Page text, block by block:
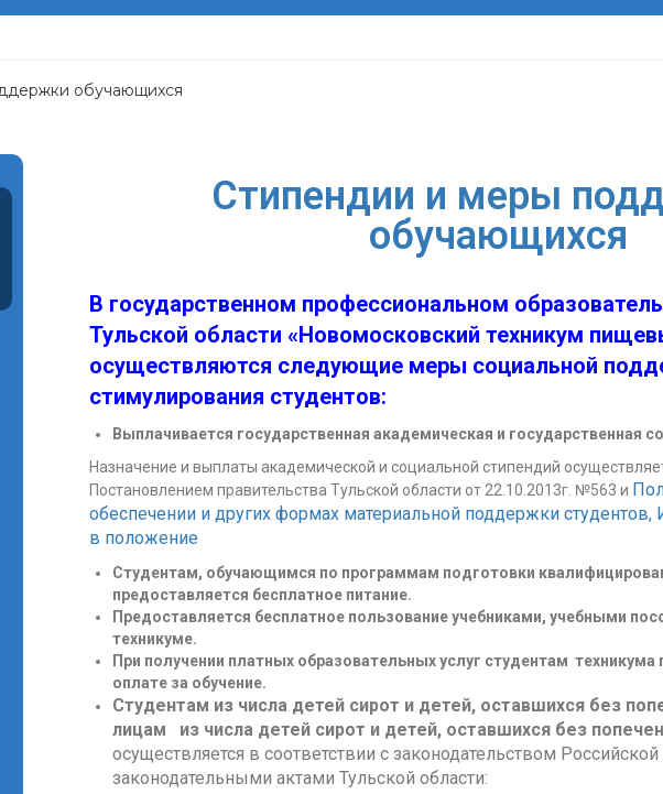
обучающихся
Стипендии и меры
обучающихся
В государственном профессиональном
Тульской области «Новомосковский техникум
осуществляются следующие меры социальной
стимулирования студентов:
Выплачивается государственная академическая и государственная
Назначение и выплаты академической и социальной стипендий
Постановлением правительства Тульской области от 22.10.2013г. №563 и
обеспечении и других формах материальной поддержки студентов,
в положение
Студентам, обучающимся по программам подготовки
предоставляется бесплатное питание.
Предоставляется бесплатное пользование учебниками, учебными
техникуме.
При получении платных образовательных услуг студентам техникума
оплате за обучение.
Студентам из числа детей сирот и детей, оставшихся без
лицам из числа детей сирот и детей, оставшихся без
осуществляется в соответствии с законодательством
законодательными актами Тульской области: